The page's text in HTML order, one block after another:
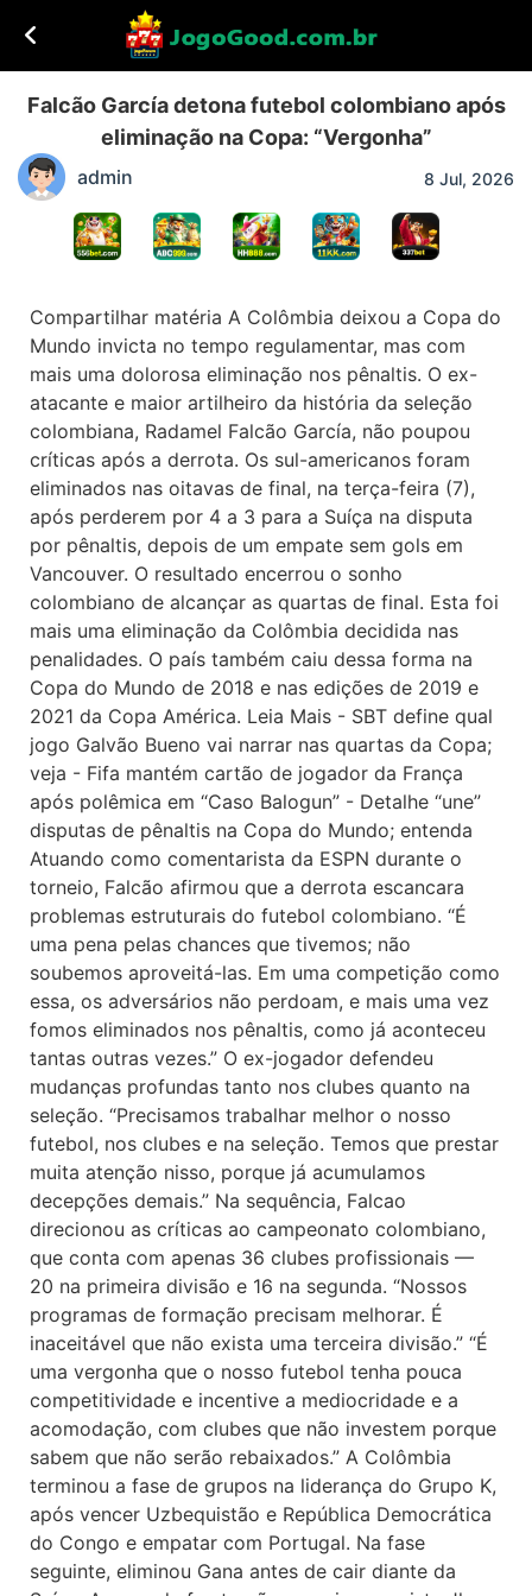
Falcão García detona futebol colombiano após
eliminação na Copa: “Vergonha”
admin 8 Jul, 2026
Compartilhar matéria A Colômbia deixou a Copa do
Mundo invicta no tempo regulamentar, mas com
mais uma dolorosa eliminação nos pênaltis. O ex-
atacante e maior artilheiro da história da seleção
colombiana, Radamel Falcão García, não poupou
críticas após a derrota. Os sul-americanos foram
eliminados nas oitavas de final, na terça-feira (7),
após perderem por 4 a 3 para a Suíça na disputa
por pênaltis, depois de um empate sem gols em
Vancouver. O resultado encerrou o sonho
colombiano de alcançar as quartas de final. Esta foi
mais uma eliminação da Colômbia decidida nas
penalidades. O país também caiu dessa forma na
Copa do Mundo de 2018 e nas edições de 2019 e
2021 da Copa América. Leia Mais - SBT define qual
jogo Galvão Bueno vai narrar nas quartas da Copa;
veja - Fifa mantém cartão de jogador da França
após polêmica em “Caso Balogun” - Detalhe “une”
disputas de pênaltis na Copa do Mundo; entenda
Atuando como comentarista da ESPN durante o
torneio, Falcão afirmou que a derrota escancara
problemas estruturais do futebol colombiano. “É
uma pena pelas chances que tivemos; não
soubemos aproveitá-las. Em uma competição como
essa, os adversários não perdoam, e mais uma vez
fomos eliminados nos pênaltis, como já aconteceu
tantas outras vezes.” O ex-jogador defendeu
mudanças profundas tanto nos clubes quanto na
seleção. “Precisamos trabalhar melhor o nosso
futebol, nos clubes e na seleção. Temos que prestar
muita atenção nisso, porque já acumulamos
decepções demais.” Na sequência, Falcao
direcionou as críticas ao campeonato colombiano,
que conta com apenas 36 clubes profissionais —
20 na primeira divisão e 16 na segunda. “Nossos
programas de formação precisam melhorar. É
inaceitável que não exista uma terceira divisão.” “É
uma vergonha que o nosso futebol tenha pouca
competitividade e incentive a mediocridade e a
acomodação, com clubes que não investem porque
sabem que não serão rebaixados.” A Colômbia
terminou a fase de grupos na liderança do Grupo K,
após vencer Uzbequistão e República Democrática
do Congo e empatar com Portugal. Na fase
seguinte, eliminou Gana antes de cair diante da